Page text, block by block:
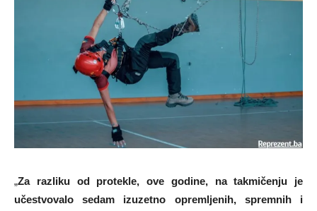
„Za razliku od protekle, ove godine, na takmičenju je
učestvovalo sedam izuzetno opremljenih, spremnih i